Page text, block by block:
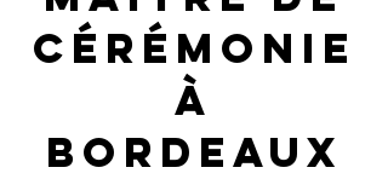
cérémonie
à
Bordeaux